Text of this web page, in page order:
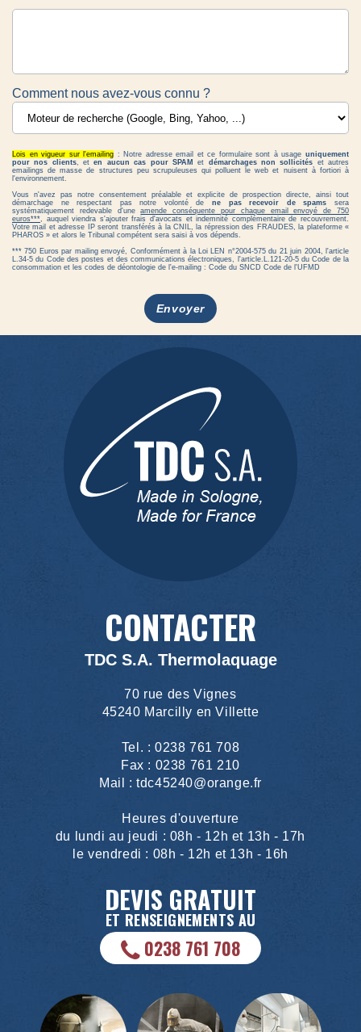
Comment nous avez-vous connu ?
Lois en vigueur sur l'emailing : Notre adresse email et ce formulaire sont à usageuniquement
pour nos clients, eten aucun cas pour SPAM et démarchages non sollicités et autres
emailings de masse de structures peu scrupuleuses qui polluent le web et nuisent à fortiori à
l'environnement.
Vous n'avez pas notre consentement préalable et explicite de prospection directe, ainsi tout
démarchage ne respectant pas notre volonté dene pas recevoir de spams sera
systématiquement redevable d'uneamende conséquente pour chaque email envoyé de 750
euros***, auquel viendra s'ajouter frais d'avocats et indemnité complémentaire de recouvrement.
Votre mail et adresse IP seront transférés à la CNIL, la répression des FRAUDES, la plateforme «
PHAROS » et alors le Tribunal compétent sera saisi à vos dépends.
*** 750 Euros par mailing envoyé, Conformément à la Loi LEN n°2004-575 du 21 juin 2004, l'article
L.34-5 du Code des postes et des communications électroniques, l'article.L.121-20-5 du Code de la
consommation et les codes de déontologie de l'e-mailing : Code du SNCD Code de l'UFMD
Envoyer
CONTACTER
TDC S.A. Thermolaquage
70 rue des Vignes
45240 Marcilly en Villette
Tel. : 0238 761 708
Fax : 0238 761 210
Mail :tdc45240@orange.fr
Heures d'ouverture
du lundi au jeudi : 08h - 12h et 13h - 17h
le vendredi : 08h - 12h et 13h - 16h
DEVIS GRATUIT
ET RENSEIGNEMENTS AU
0238 761 708